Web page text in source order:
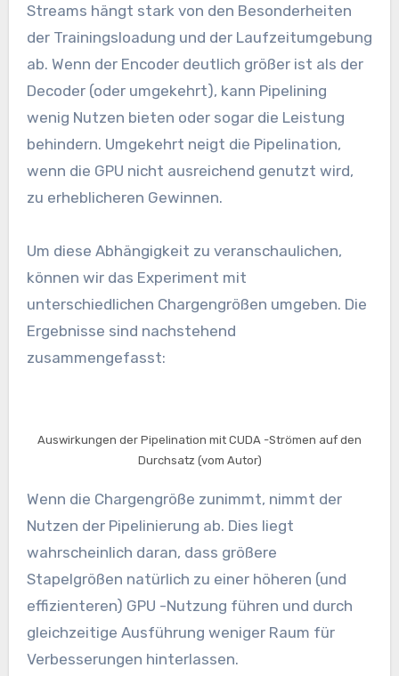
Streams hängt stark von den Besonderheiten
der Trainingsloadung und der Laufzeitumgebung
ab. Wenn der Encoder deutlich größer ist als der
Decoder (oder umgekehrt), kann Pipelining
wenig Nutzen bieten oder sogar die Leistung
behindern. Umgekehrt neigt die Pipelination,
wenn die GPU nicht ausreichend genutzt wird,
zu erheblicheren Gewinnen.
Um diese Abhängigkeit zu veranschaulichen,
können wir das Experiment mit
unterschiedlichen Chargengrößen umgeben. Die
Ergebnisse sind nachstehend
zusammengefasst:
Auswirkungen der Pipelination mit CUDA -Strömen auf den
Durchsatz (vom Autor)
Wenn die Chargengröße zunimmt, nimmt der
Nutzen der Pipelinierung ab. Dies liegt
wahrscheinlich daran, dass größere
Stapelgrößen natürlich zu einer höheren (und
effizienteren) GPU -Nutzung führen und durch
gleichzeitige Ausführung weniger Raum für
Verbesserungen hinterlassen.